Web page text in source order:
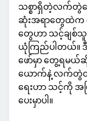
သစ္စာရှိတဲ့လက်တွဲဖ
ဆုံးအရာတွေထဲက
တွေဟာ သင့်ချစ်
ယုံကြည်ပါတယ်။
ဖော်မှာ တွေ့ရမ
ယောက်နဲ့ လက်တွဲထ
ရေးဟာ သင့်ကို အမ
ပေးမှာပါ။